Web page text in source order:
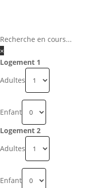
Recherche en cours...
×
Logement 1
Adultes
Enfant
Logement 2
Adultes
Enfant